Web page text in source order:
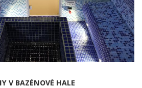
V BAZÉNOVÉ HALE